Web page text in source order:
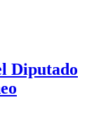
Diputado